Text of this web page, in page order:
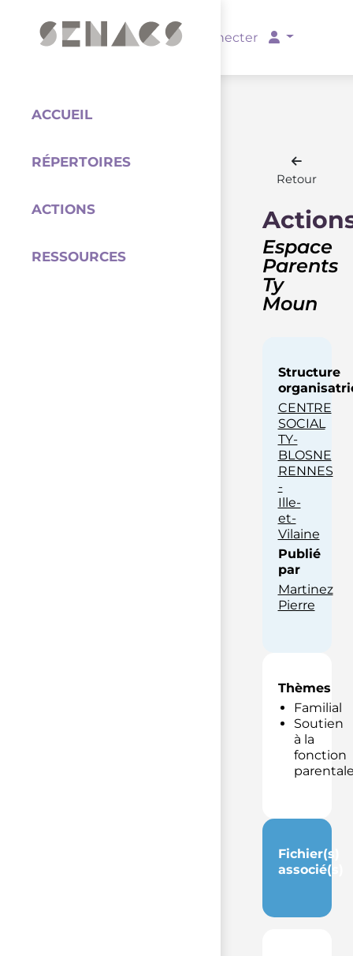
Se connecter
ACCUEIL
RÉPERTOIRES
ACTIONS
RESSOURCES
Retour
Espace
Parents
Ty
Moun
Structure
CENTRE
SOCIAL
TY-
BLOSNE
RENNES
-
Ille-
et-
Vilaine
Publié
par
Martinez
Pierre
Thèmes
Familial
Soutien
à la
fonction
Fichier(s)
associé(s)